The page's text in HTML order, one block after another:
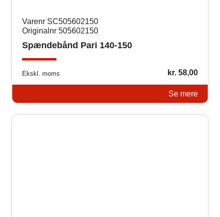
Varenr SC505602150
Originalnr 505602150
Spændebånd Pari 140-150
Ekskl. moms kr.58,00
Se mere